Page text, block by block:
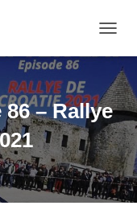
– Rallye